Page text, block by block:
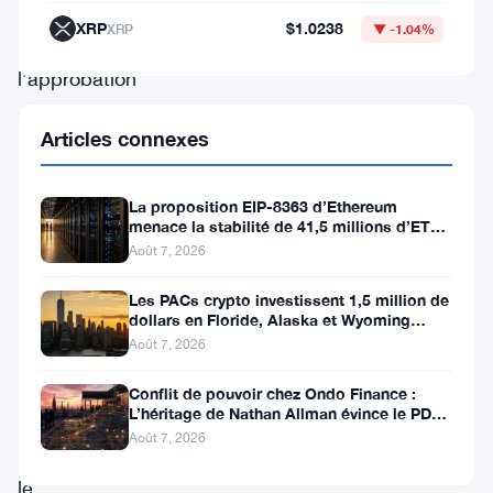
souhaite
obtenir
l’approbation
pour
PEPE
comptant
qui
suivrait
le
XRPXRP $1.0238 ▼ -1.04%
Articles connexes
La proposition EIP-8363 d’Ethereum
menace la stabilité de 41,5 millions d’ETH
stakés et de la DeFi
Août 7, 2026
Les PACs crypto investissent 1,5 million de
dollars en Floride, Alaska et Wyoming
après un revers au Michigan
Août 7, 2026
Conflit de pouvoir chez Ondo Finance :
L’héritage de Nathan Allman évince le PDG
Ian De Bode le 24 juillet
Août 7, 2026